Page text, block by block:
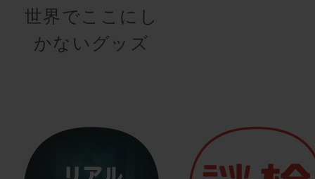
世界でここにし
かないグッズ